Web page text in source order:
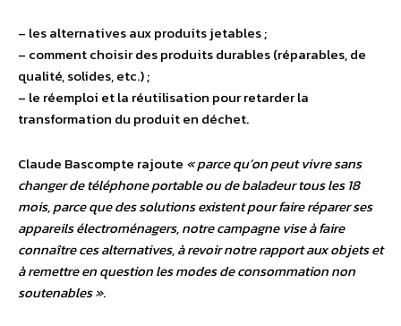
– les alternatives aux produits jetables ;
– comment choisir des produits durables (réparables, de
qualité, solides, etc.) ;
– le réemploi et la réutilisation pour retarder la
transformation du produit en déchet.
Claude Bascompte rajoute « parce qu’on peut vivre sans
changer de téléphone portable ou de baladeur tous les 18
mois, parce que des solutions existent pour faire réparer ses
appareils électroménagers, notre campagne vise à faire
connaître ces alternatives, à revoir notre rapport aux objets et
à remettre en question les modes de consommation non
soutenables ».